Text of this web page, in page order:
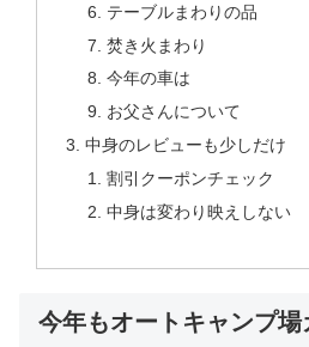
テーブルまわりの品
焚き火まわり
今年の車は
お父さんについて
中身のレビューも少しだけ
割引クーポンチェック
中身は変わり映えしない
今年もオートキャンプ場